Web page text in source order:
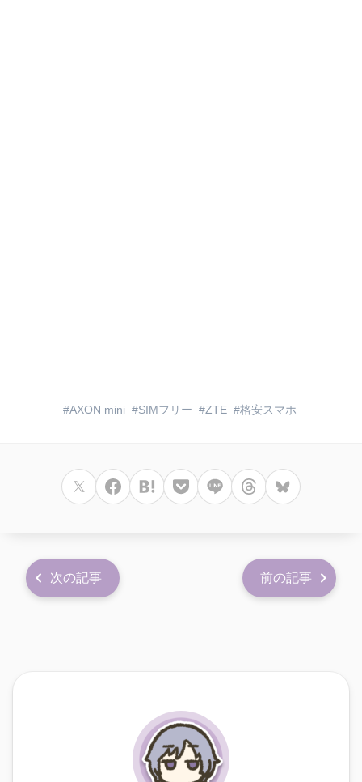
AXON mini SIMフリー ZTE 格安スマホ
次の記事 前の記事